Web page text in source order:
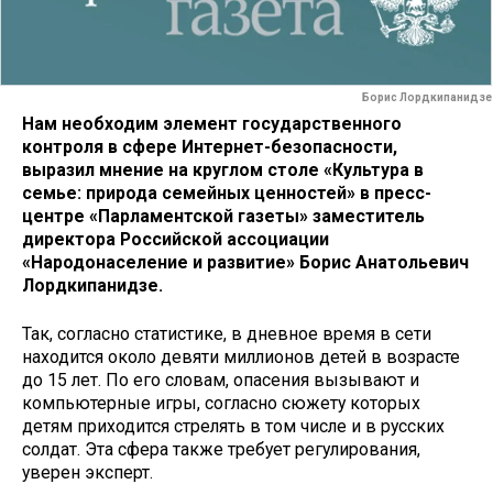
Борис Лордкипанидзе
Нам необходим элемент государственного
контроля в сфере Интернет-безопасности,
выразил мнение на круглом столе «Культура в
семье: природа семейных ценностей» в пресс-
центре «Парламентской газеты» заместитель
директора Российской ассоциации
«Народонаселение и развитие» Борис Анатольевич
Лордкипанидзе.
Так, согласно статистике, в дневное время в сети
находится около девяти миллионов детей в возрасте
до 15 лет. По его словам, опасения вызывают и
компьютерные игры, согласно сюжету которых
детям приходится стрелять в том числе и в русских
солдат. Эта сфера также требует регулирования,
уверен эксперт.